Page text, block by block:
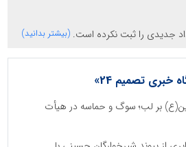
(بیشتر بدانید)
خبری تصمیم 24»
بر لب؛ سوگ و حماسه در هیأت